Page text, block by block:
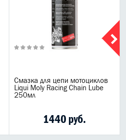
Смазка для цепи мотоциклов
Liqui Moly Racing Chain Lube
250мл
1440 руб.